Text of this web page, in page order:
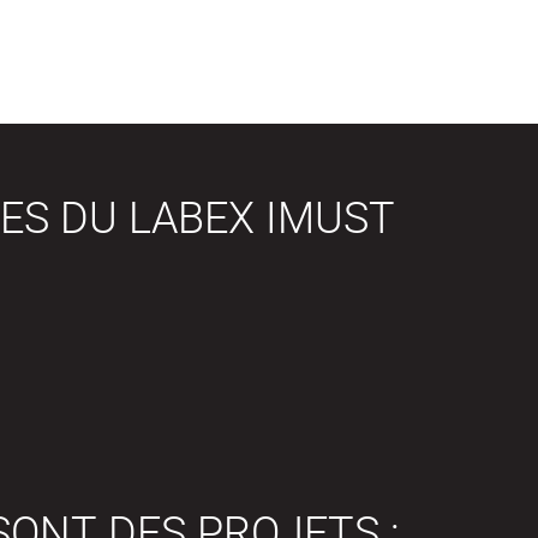
DU LABEX IMUST